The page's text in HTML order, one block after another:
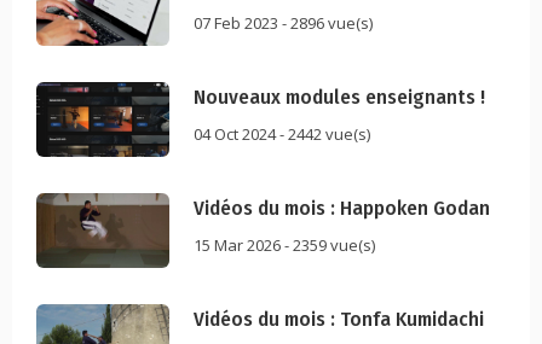
07 Feb 2023 - 2896 vue(s)
Nouveaux modules enseignants !
04 Oct 2024 - 2442 vue(s)
Vidéos du mois : Happoken Godan
15 Mar 2026 - 2359 vue(s)
Vidéos du mois : Tonfa Kumidachi